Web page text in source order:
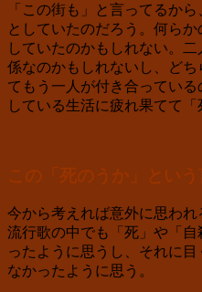
「この街も」と言ってるか
としていたのだろう。何ら
していたのかもしれない。
係なのかもしれないし、ど
てもう一人が付き合ってい
している生活に疲れ果てて「
この「死のうか」という
今から考えれば意外に思わ
流行歌の中でも「死」や「
ったように思うし、それに
なかったように思う。